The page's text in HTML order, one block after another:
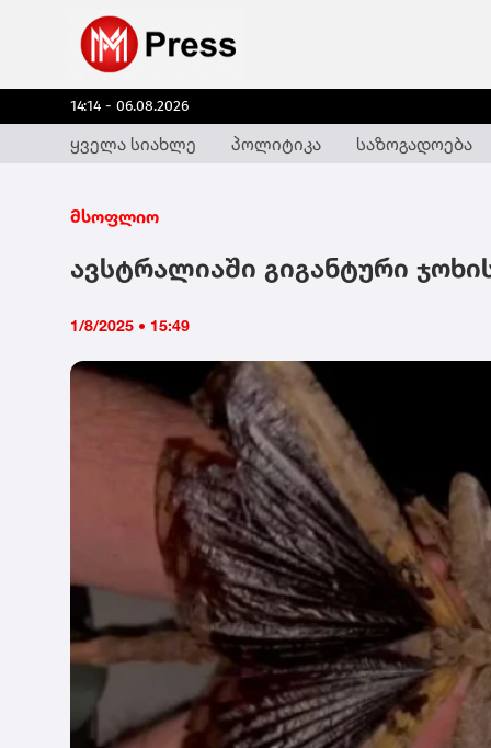
14:14 - 06.08.2026
ყველა სიახლე პოლიტიკა საზოგადოება
მსოფლიო
ავსტრალიაში გიგანტური
1/8/2025 • 15:49